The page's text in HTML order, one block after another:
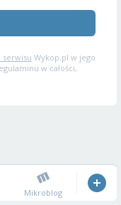
serwisu Wykop.pl w jego
w całości,
Mikroblog